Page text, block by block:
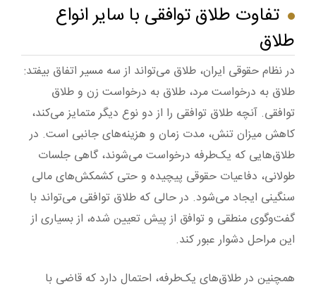
تفاوت طلاق توافقی با سایر انواع
طلاق
در نظام حقوقی ایران، طلاق می‌تواند از سه مسیر اتفاق بیفتد:
طلاق به درخواست مرد، طلاق به درخواست زن و طلاق
توافقی. آنچه طلاق توافقی را از دو نوع دیگر متمایز می‌کند،
کاهش میزان تنش، مدت زمان و هزینه‌های جانبی است. در
طلاق‌هایی که یک‌طرفه درخواست می‌شوند، گاهی جلسات
طولانی، دفاعیات حقوقی پیچیده و حتی کشمکش‌های مالی
سنگینی ایجاد می‌شود. در حالی که طلاق توافقی می‌تواند با
گفت‌وگوی منطقی و توافق از پیش تعیین شده، از بسیاری از
این مراحل دشوار عبور کند.
همچنین در طلاق‌های یک‌طرفه، احتمال دارد که قاضی با